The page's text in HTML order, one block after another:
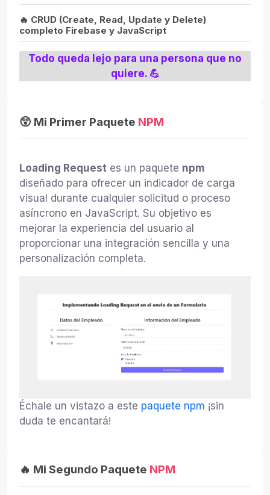
🔥 CRUD (Create, Read, Update y Delete)
completo Firebase y JavaScript
Todo queda lejo para una persona que no
quiere. 💪
😲 Mi Primer Paquete NPM
Loading Request es un paquete npm
diseñado para ofrecer un indicador de carga
visual durante cualquier solicitud o proceso
asíncrono en JavaScript. Su objetivo es
mejorar la experiencia del usuario al
proporcionar una integración sencilla y una
personalización completa.
Échale un vistazo a este paquete npm ¡sin
duda te encantará!
🔥 Mi Segundo Paquete NPM